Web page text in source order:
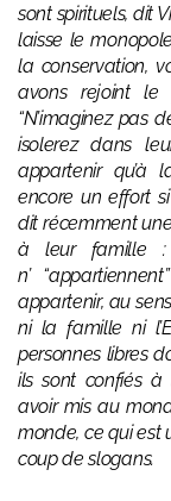
sont spirituels, dit
laisse le
la conservation,
avons rejoint
“N’imaginez pas
isolerez dans
appartenir qu’à
encore un effort
dit récemment
à leur famille
n’
appartenir, au
ni la famille ni
personnes libres
ils sont confiés
avoir mis au
monde, ce qui est
coup de slogans.